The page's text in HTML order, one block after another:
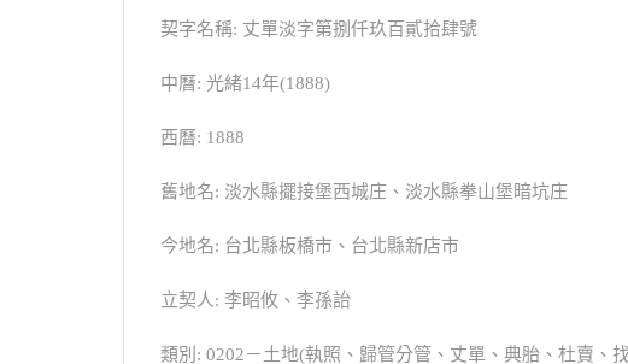
契字名稱: 丈單淡字第捌仟玖百貳拾肆號
中曆: 光緒14年(1888)
西曆: 1888
舊地名: 淡水縣擺接堡西城庄、淡水縣拳山堡暗坑庄
今地名: 台北縣板橋市、台北縣新店市
立契人: 李昭攸、李孫詒
類別: 0202－土地(執照、歸管分管、丈單、典胎、杜賣、